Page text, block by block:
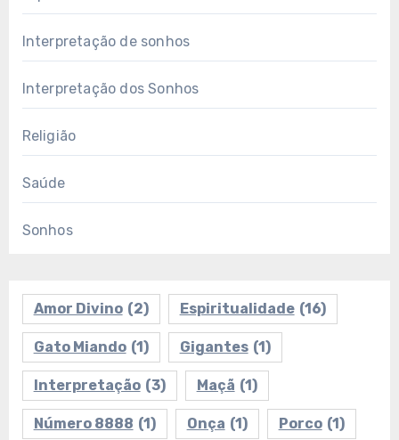
Interpretação de sonhos
Interpretação dos Sonhos
Religião
Saúde
Sonhos
Amor Divino (2) Espiritualidade (16)
Gato Miando (1) Gigantes (1)
Interpretação (3) Maçã (1)
Número 8888 (1) Onça (1) Porco (1)